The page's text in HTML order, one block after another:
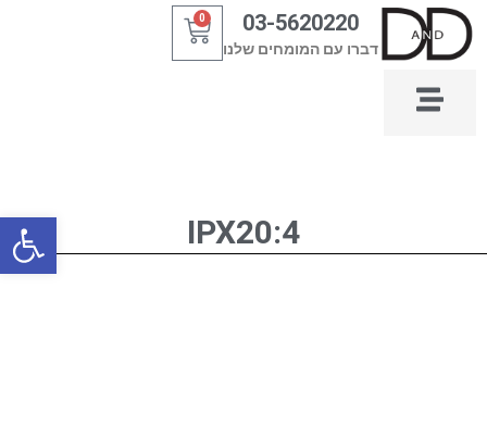
דילוג
לתוכן
03-5620220
דברו עם המומחים שלנו
0
עגלת
קניות
IPX20:4 פתח